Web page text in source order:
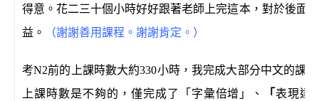
得意。花二三十個小時好好跟著老師上完這本，對於後面
益。
（謝謝善用課程。謝謝肯定。）
考N2前的上課時數大約330小時，我完成大部分中文的課
上課時數是不夠的，僅完成了「字彙倍增」、
「表現達